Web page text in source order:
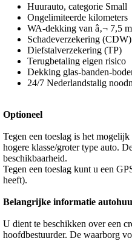
Huurauto, categorie Small
Ongelimiteerde kilometers
WA-dekking van â‚¬ 7,5
Schadeverzekering (CDW)
Diefstalverzekering (TP)
Terugbetaling eigen risico
Dekking glas-banden-
24/7 Nederlandstalig
Optioneel
Tegen een toeslag is het
hogere klasse/groter type auto.
beschikbaarheid.
Tegen een toeslag kunt u een
heeft).
Belangrijke informatie
U dient te beschikken over een
hoofdbestuurder. De waarborg